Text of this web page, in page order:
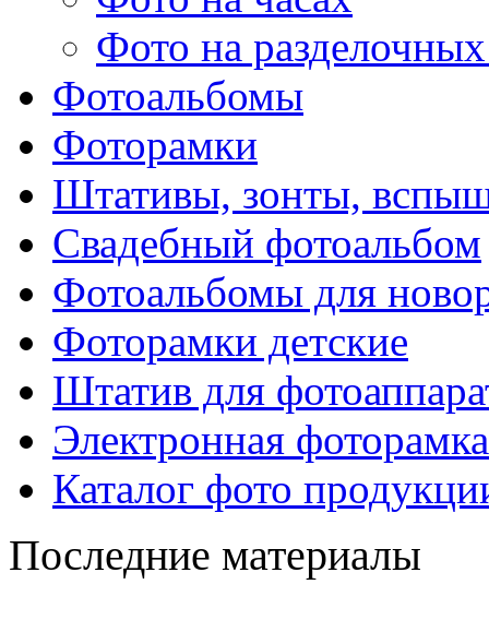
Фото на
Фотоальбомы
Фоторамки
Штативы, зонты,
Свадебный фотоальбом
Фотоальбомы для
Фоторамки детские
Штатив для
Электронная фоторамка
Каталог фото
Последние материалы